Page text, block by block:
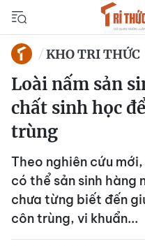
KHO TRI THỨC
Loài nấm sản
chất sinh học
trùng
Theo nghiên cứu
có thể sản sinh hàng
chưa từng biết đến
côn trùng, vi khuẩn...